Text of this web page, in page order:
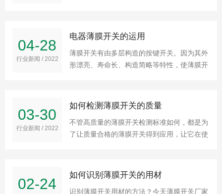
窗口可不能够被粘住。
04-28
行业新闻 / 2022
电器薄膜开关的运用
薄膜开关有由多层构造的按键开关。因为其外
形漂亮、寿命长、构造简略等特性，使薄膜开
03-30
行业新闻 / 2022
如何检测薄膜开关的质量
不管高质量的薄膜开关检测标准如何，都是为
了让质量合格的薄膜开关得到应用，让它在使
02-24
如何识别薄膜开关的用材
识别薄膜开关用材的方法？今天薄膜开关厂家